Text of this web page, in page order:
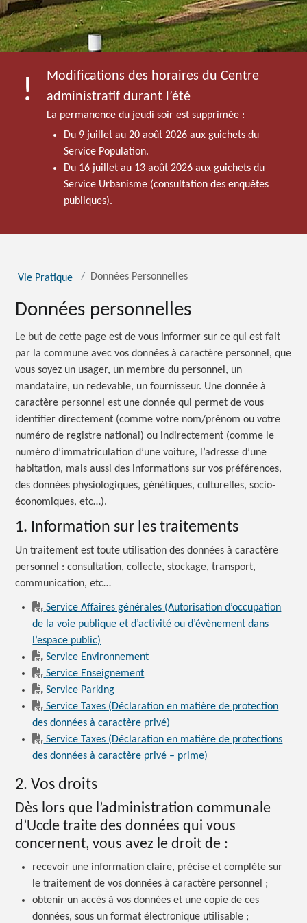
Modifications des horaires du Centre
administratif durant l’été
La permanence du jeudi soir est supprimée :
Du 9 juillet au 20 août 2026 aux guichets du
Service Population.
Du 16 juillet au 13 août 2026 aux guichets du
Service Urbanisme (consultation des enquêtes
publiques).
Vie Pratique Données Personnelles
Données personnelles
Le but de cette page est de vous informer sur ce qui est fait
par la commune avec vos données à caractère personnel, que
vous soyez un usager, un membre du personnel, un
mandataire, un redevable, un fournisseur. Une donnée à
caractère personnel est une donnée qui permet de vous
identifier directement (comme votre nom/prénom ou votre
numéro de registre national) ou indirectement (comme le
numéro d’immatriculation d’une voiture, l’adresse d’une
habitation, mais aussi des informations sur vos préférences,
des données physiologiques, génétiques, culturelles, socio-
économiques, etc…).
1. Information sur les traitements
Un traitement est toute utilisation des données à caractère
personnel : consultation, collecte, stockage, transport,
communication, etc…
Service Affaires générales (Autorisation d’occupation
de la voie publique et d’activité ou d’évènement dans
l’espace public)
Service Environnement
Service Enseignement
Service Parking
Service Taxes (Déclaration en matière de protection
des données à caractère privé)
Service Taxes (Déclaration en matière de protections
des données à caractère privé – prime)
2. Vos droits
Dès lors que l’administration communale
d’Uccle traite des données qui vous
concernent, vous avez le droit de :
recevoir une information claire, précise et complète sur
le traitement de vos données à caractère personnel ;
obtenir un accès à vos données et une copie de ces
données, sous un format électronique utilisable ;